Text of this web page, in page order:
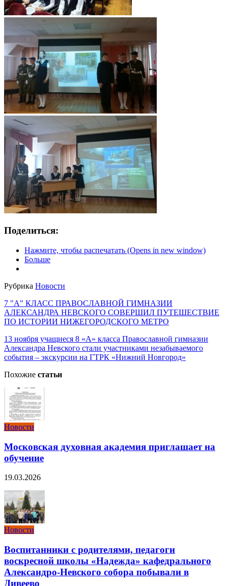
Поделиться:
Нажмите, чтобы распечатать (Opens in new window)
Больше
Рубрика Новости
7 "А" КЛАСС ПРАВОСЛАВНОЙ ГИМНАЗИИ
АЛЕКСАНДРА НЕВСКОГО СОВЕРШИЛ ПУТЕШЕСТВИЕ
ПО ИСТОРИИ НИЖЕГОРОДСКОГО МЕТРО
13 ноября учащиеся 8 «А» класса Православной гимназии
Александра Невского стали участниками незабываемого
события – экскурсии на ГТРК «Нижний Новгород»
Похожие статьи
Новости
Московская духовная академия приглашает на
обучение
19.03.2026
Новости
Воспитанники с родителями, педагоги
воскресной школы «Надежда» кафедрального
Александро-Невского собора побывали в
Дивеево